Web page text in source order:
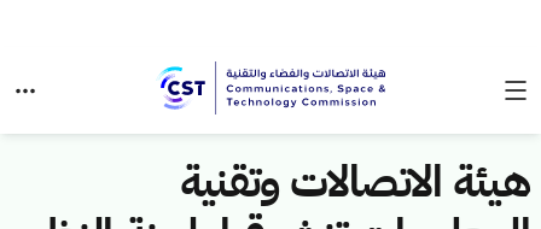
هيئة الاتصالات وتقنية